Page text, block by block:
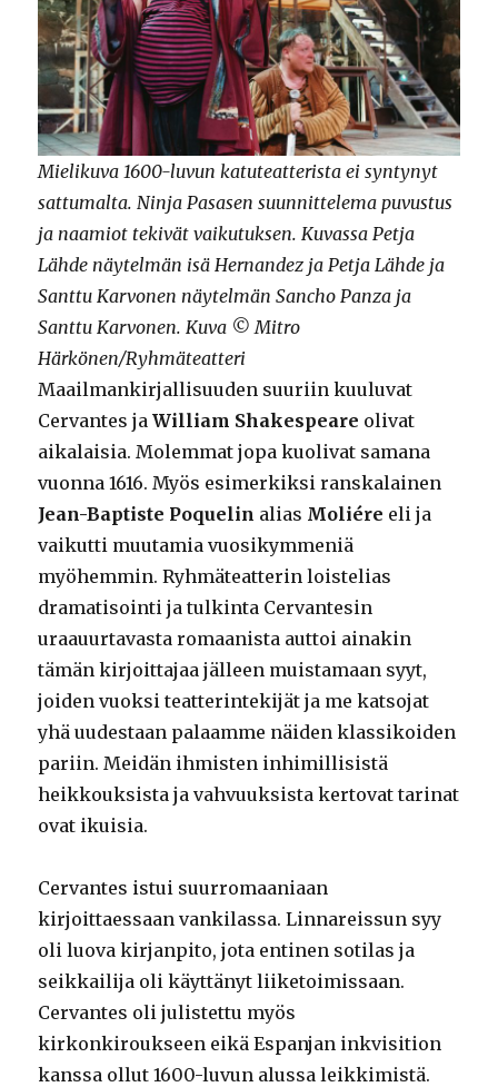
Mielikuva 1600-luvun katuteatterista ei syntynyt
sattumalta. Ninja Pasasen suunnittelema puvustus
ja naamiot tekivät vaikutuksen. Kuvassa Petja
Lähde näytelmän isä Hernandez ja Petja Lähde ja
Santtu Karvonen näytelmän Sancho Panza ja
Santtu Karvonen. Kuva © Mitro
Härkönen/Ryhmäteatteri
Maailmankirjallisuuden suuriin kuuluvat
Cervantes jaWilliam Shakespeare olivat
aikalaisia. Molemmat jopa kuolivat samana
vuonna 1616. Myös esimerkiksi ranskalainen
Jean-Baptiste Poquelin alias Moliére eli ja
vaikutti muutamia vuosikymmeniä
myöhemmin. Ryhmäteatterin loistelias
dramatisointi ja tulkinta Cervantesin
uraauurtavasta romaanista auttoi ainakin
tämän kirjoittajaa jälleen muistamaan syyt,
joiden vuoksi teatterintekijät ja me katsojat
yhä uudestaan palaamme näiden klassikoiden
pariin. Meidän ihmisten inhimillisistä
heikkouksista ja vahvuuksista kertovat tarinat
ovat ikuisia.
Cervantes istui suurromaaniaan
kirjoittaessaan vankilassa. Linnareissun syy
oli luova kirjanpito, jota entinen sotilas ja
seikkailija oli käyttänyt liiketoimissaan.
Cervantes oli julistettu myös
kirkonkiroukseen eikä Espanjan inkvisition
kanssa ollut 1600-luvun alussa leikkimistä.